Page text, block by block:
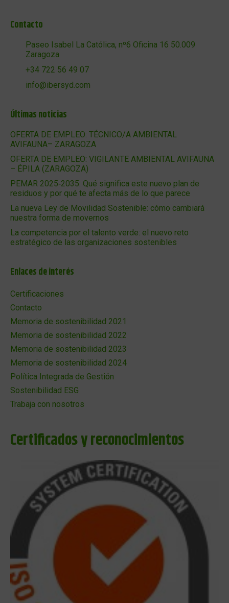
Contacto
Paseo Isabel La Católica, nº6 Oficina 16 50.009
Zaragoza
+34 722 56 49 07
info@ibersyd.com
Últimas noticias
OFERTA DE EMPLEO: TÉCNICO/A AMBIENTAL
AVIFAUNA– ZARAGOZA
OFERTA DE EMPLEO: VIGILANTE AMBIENTAL AVIFAUNA
– ÉPILA (ZARAGOZA)
PEMAR 2025‑2035: Qué significa este nuevo plan de
residuos y por qué te afecta más de lo que parece
La nueva Ley de Movilidad Sostenible: cómo cambiará
nuestra forma de movernos
La competencia por el talento verde: el nuevo reto
estratégico de las organizaciones sostenibles
Enlaces de interés
Certificaciones
Contacto
Memoria de sostenibilidad 2021
Memoria de sostenibilidad 2022
Memoria de sostenibilidad 2023
Memoria de sostenibilidad 2024
Política Integrada de Gestión
Sostenibilidad ESG
Trabaja con nosotros
Certificados y reconocimientos